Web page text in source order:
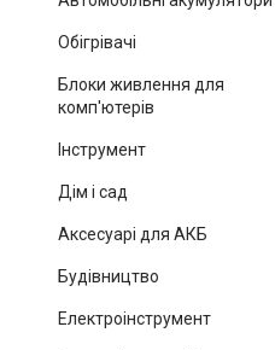
Обігрівачі
Блоки живлення для
комп'ютерів
Інструмент
Дім і сад
Аксесуарі для АКБ
Будівництво
Електроінструмент